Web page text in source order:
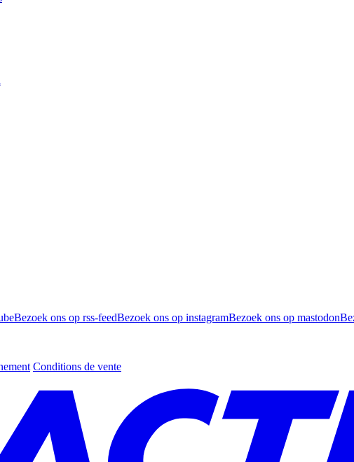
Bezoek ons op rss-feedBezoek ons op instagramBezoek ons op mastodon
Conditions de vente